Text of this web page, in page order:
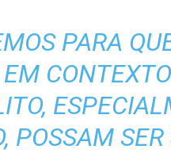
PARA
POSSAM